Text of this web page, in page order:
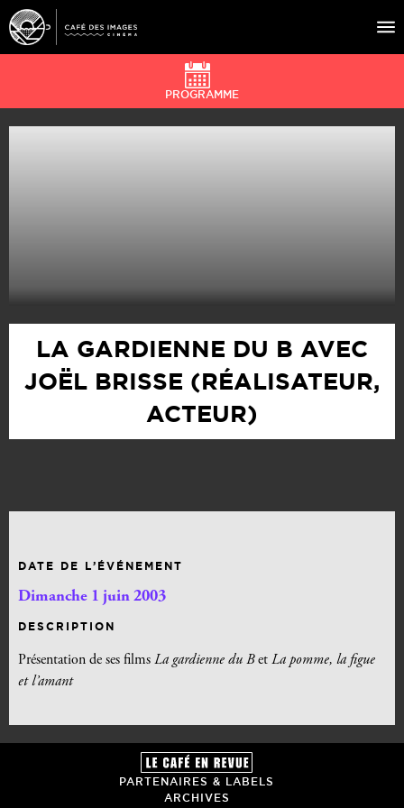
À L’AFFICHE
PROGRAMME
LA GARDIENNE DU B AVEC
JOËL BRISSE (RÉALISATEUR,
ACTEUR)
DATE DE L’ÉVÉNEMENT
Dimanche 1 juin 2003
DESCRIPTION
Présentation de ses films La gardienne du Bet La pomme, la figue
et l’amant
PARTENAIRES & LABELS
ARCHIVES